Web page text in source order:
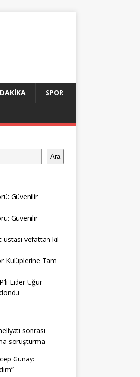
SPOR
Ara
Güvenilir
Güvenilir
vefattan kıl
Kulüplerine Tam
Lider Uğur
sonrası
soruşturma
Günay: